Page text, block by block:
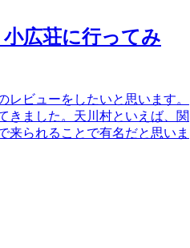
広荘に行ってみ
レビューをしたいと思います。
きました。天川村といえば、関
来られることで有名だと思いま